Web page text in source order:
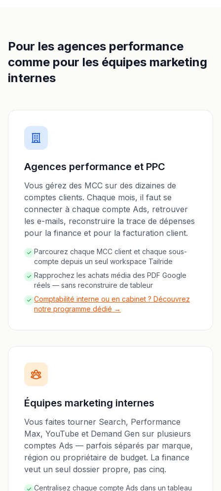
Pour les agences performance
comme pour les équipes marketing
internes
Agences performance et PPC
Vous gérez des MCC sur des dizaines de
comptes clients. Chaque mois, il faut se
connecter à chaque compte Ads, retrouver
les e-mails, reconstruire la trace de dépenses
pour la finance et pour la facturation client.
Parcourez chaque MCC client et chaque sous-
compte depuis un seul workspace Tailride
Rapprochez les achats média des PDF Google
réels — sans reconstruire de tableur
Comptabilité interne ou en cabinet ? Découvrez
notre programme dédié →
Équipes marketing internes
Vous faites tourner Search, Performance
Max, YouTube et Demand Gen sur plusieurs
comptes Ads — parfois séparés par marque,
région ou propriétaire de budget. La finance
veut un seul dossier propre, pas cinq.
Centralisez chaque compte Ads dans un tableau